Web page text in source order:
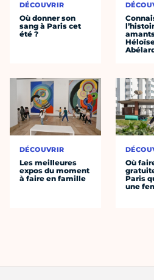
DÉCOUVRIR
Où donner son
sang à Paris cet
été ?
DÉCOUVRIR
Les meilleures
expos du moment
à faire en famille
Où
Paris
une